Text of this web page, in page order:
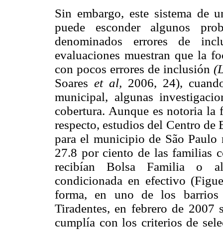
Sin embargo, este sistema de
puede esconder algunos
denominados errores de
evaluaciones muestran que la
con pocos errores de inclusión
Soares et al, 2006, 24),
municipal, algunas
cobertura. Aunque es notoria
respecto, estudios del Centro
para el municipio de São
27.8 por ciento de las familias
recibían Bolsa Familia o
condicionada en efectivo
forma, en uno de los
Tiradentes, en febrero de
cumplía con los criterios de